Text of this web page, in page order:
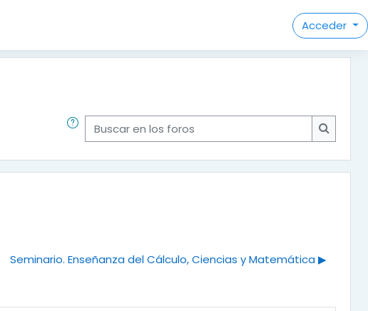
Acceder
Buscar en los foros
Buscar
Seminario. Enseñanza del Cálculo, Ciencias y Matemática ▶︎